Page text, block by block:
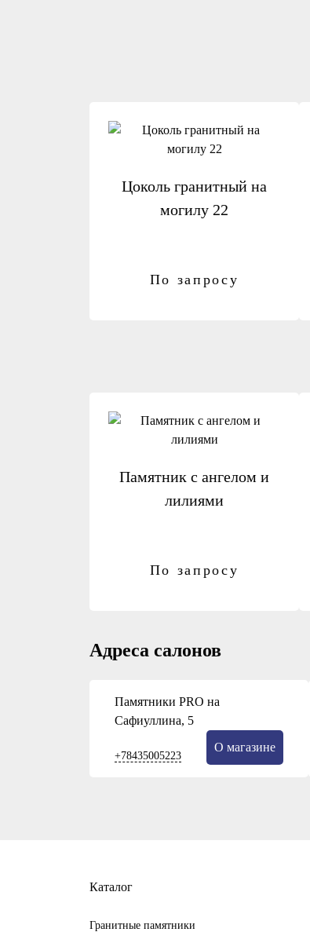
Цоколь гранитный на
могилу 22
По запросу
Памятник с ангелом и
лилиями
По запросу
Адреса салонов
Памятники PRO на
Сафиуллина, 5
+78435005223
О магазине
Каталог
Гранитные памятники